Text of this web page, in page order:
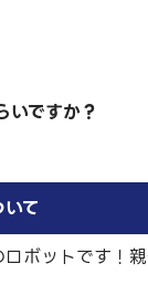
いですか？
て
ボットです！